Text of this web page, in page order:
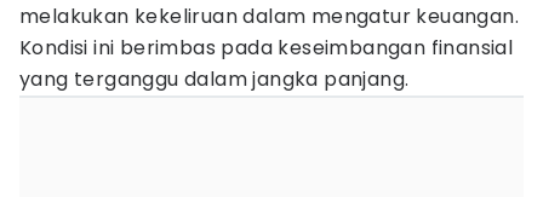
melakukan kekeliruan dalam mengatur keuangan.
Kondisi ini berimbas pada keseimbangan finansial
yang terganggu dalam jangka panjang.